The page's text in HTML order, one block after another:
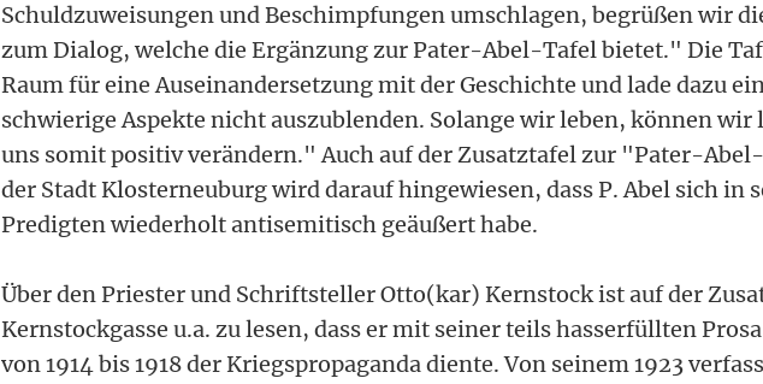
Schuldzuweisungen und Beschimpfungen umschlagen, begrüßen wir
zum Dialog, welche die Ergänzung zur Pater-Abel-Tafel bietet." Die
Raum für eine Auseinandersetzung mit der Geschichte und lade dazu
schwierige Aspekte nicht auszublenden. Solange wir leben, können
uns somit positiv verändern." Auch auf der Zusatztafel zur "Pater-
der Stadt Klosterneuburg wird darauf hingewiesen, dass P. Abel sich in
Predigten wiederholt antisemitisch geäußert habe.
Über den Priester und Schriftsteller Otto(kar) Kernstock ist auf der
Kernstockgasse u.a. zu lesen, dass er mit seiner teils hasserfüllten
von 1914 bis 1918 der Kriegspropaganda diente. Von seinem 1923